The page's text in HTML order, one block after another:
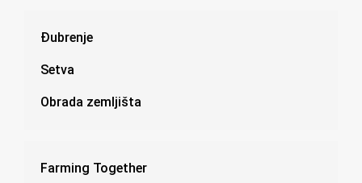
Đubrenje
Setva
Obrada zemljišta
Farming Together